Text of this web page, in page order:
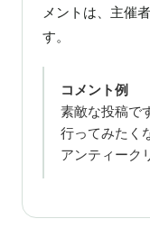
メントは、主催
す。
コメント例
素敵な投稿で
行ってみたく
アンティーク